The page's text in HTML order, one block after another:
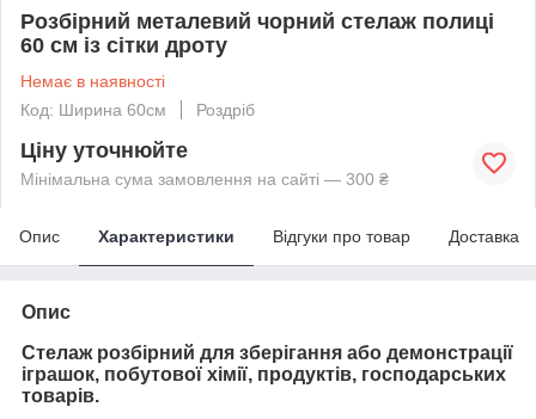
Розбірний металевий чорний стелаж полиці
60 см із сітки дроту
Немає в наявності
Код: Ширина 60см
Роздріб
Ціну уточнюйте
Мінімальна сума замовлення на сайті — 300 ₴
Опис Характеристики Відгуки про товар Доставка
Опис
Стелаж розбірний для зберігання або демонстрації
іграшок, побутової хімії, продуктів, господарських
товарів.